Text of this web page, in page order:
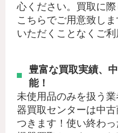
心ください。買取に
こちらでご用意致し
いただくことなくご利
豊富な買取実績、
能！
未使用品のみを扱う
器買取センターは中
つきます！使い終わ